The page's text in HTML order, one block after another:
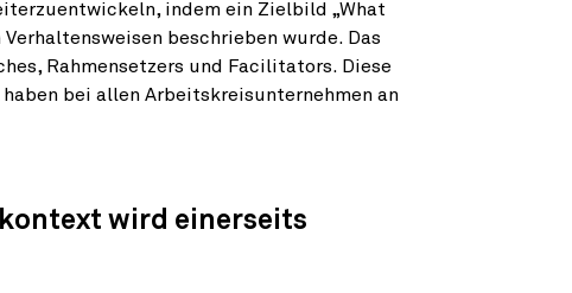
indem ein Zielbild „What
beschrieben wurde. Das
Rahmensetzers und Facilitators. Diese
bei allen Arbeitskreisunternehmen an
wird einerseits